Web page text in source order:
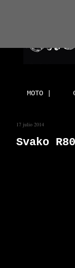
MOTO |
17 julio 2014
Svako